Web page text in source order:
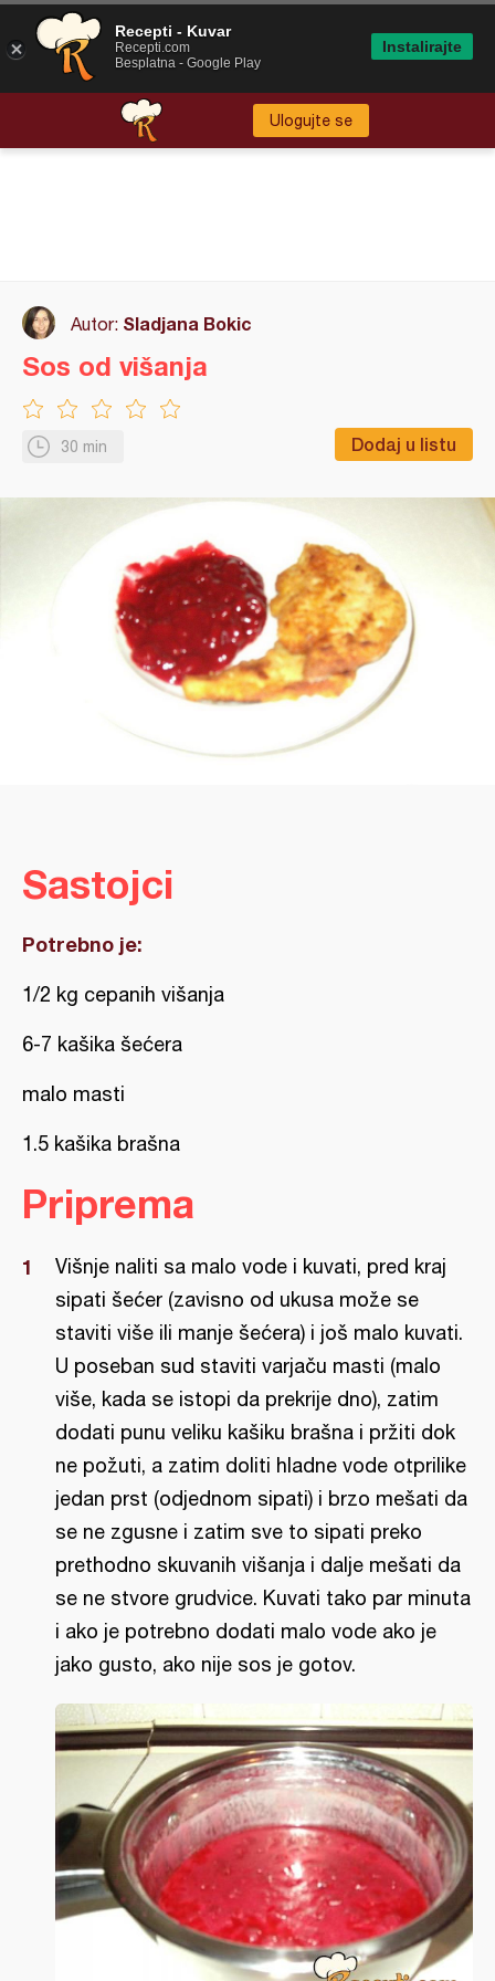
Ulogujte se
Autor: Sladjana Bokic
30 min Dodaj u listu
Sos od višanja
Sastojci
Potrebno je:
1/2 kg cepanih višanja
6-7 kašika šećera
malo masti
1.5 kašika brašna
Priprema
Višnje naliti sa malo vode i kuvati, pred kraj
sipati šećer (zavisno od ukusa može se
staviti više ili manje šećera) i još malo kuvati.
U poseban sud staviti varjaču masti (malo
više, kada se istopi da prekrije dno), zatim
dodati punu veliku kašiku brašna i pržiti dok
ne požuti, a zatim doliti hladne vode otprilike
jedan prst (odjednom sipati) i brzo mešati da
se ne zgusne i zatim sve to sipati preko
prethodno skuvanih višanja i dalje mešati da
se ne stvore grudvice. Kuvati tako par minuta
i ako je potrebno dodati malo vode ako je
jako gusto, ako nije sos je gotov.
Recepti - Kuvar
Recepti.com
Besplatna - Google Play
Instalirajte